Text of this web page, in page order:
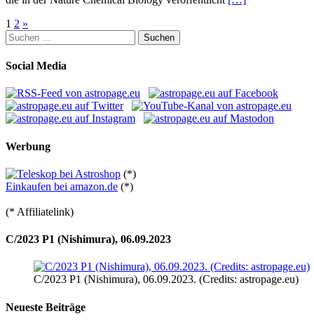
Seitennummerierung
der
Beiträge
1 2 »
Suchen
nach:
Social Media
Werbung
(*)
Einkaufen bei amazon.de (*)
(* Affiliatelink)
C/2023 P1 (Nishimura), 06.09.2023
C/2023 P1 (Nishimura), 06.09.2023. (Credits: astropage.eu)
Neueste Beiträge